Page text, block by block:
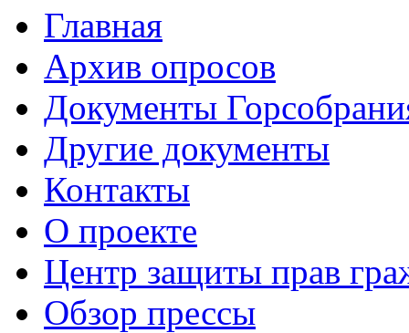
Главная
Архив опросов
Документы
Другие документы
Контакты
О проекте
Центр защиты прав
Обзор прессы